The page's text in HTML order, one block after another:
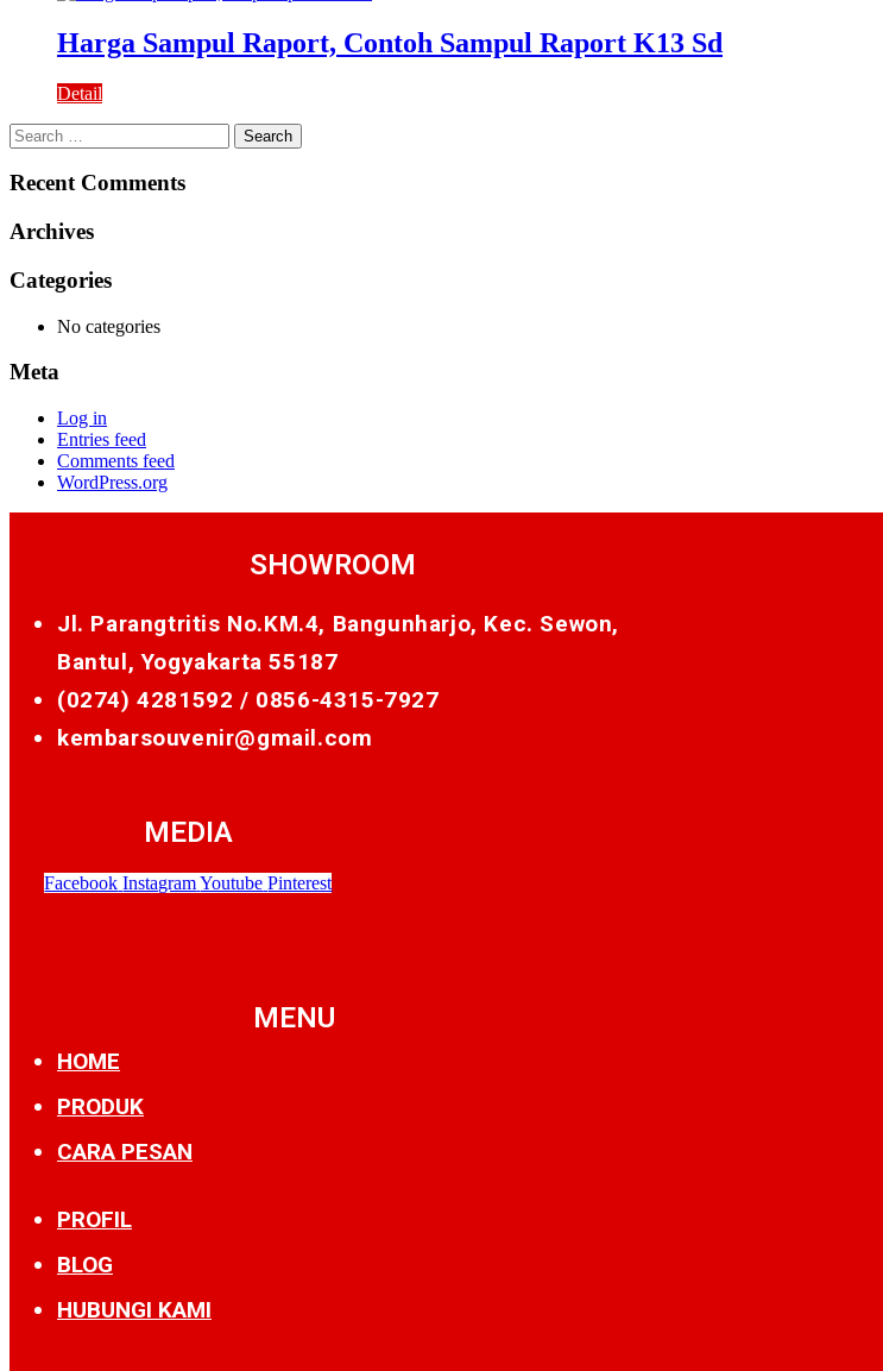
Harga Sampul Raport, Contoh Sampul Raport K13 Sd
Detail
Search
for:
Recent Comments
Archives
Categories
No categories
Meta
Log in
Entries feed
Comments feed
WordPress.org
SHOWROOM
Jl. Parangtritis No.KM.4, Bangunharjo, Kec. Sewon,
Bantul, Yogyakarta 55187
(0274) 4281592 / 0856-4315-7927
kembarsouvenir@gmail.com
MEDIA
Facebook Instagram Youtube Pinterest
MENU
HOME
PRODUK
CARA PESAN
PROFIL
BLOG
HUBUNGI KAMI